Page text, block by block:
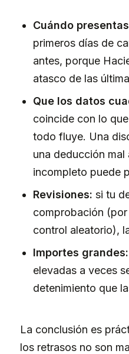
Cuándo
primeros días de
antes, porque
atasco de las
Que los datos
coincide con lo
todo fluye. Una
una deducción
incompleto puede
Revisiones: si tu
comprobación
control aleatorio),
Importes grandes:
elevadas a veces
detenimiento que
La conclusión es
los retrasos no son